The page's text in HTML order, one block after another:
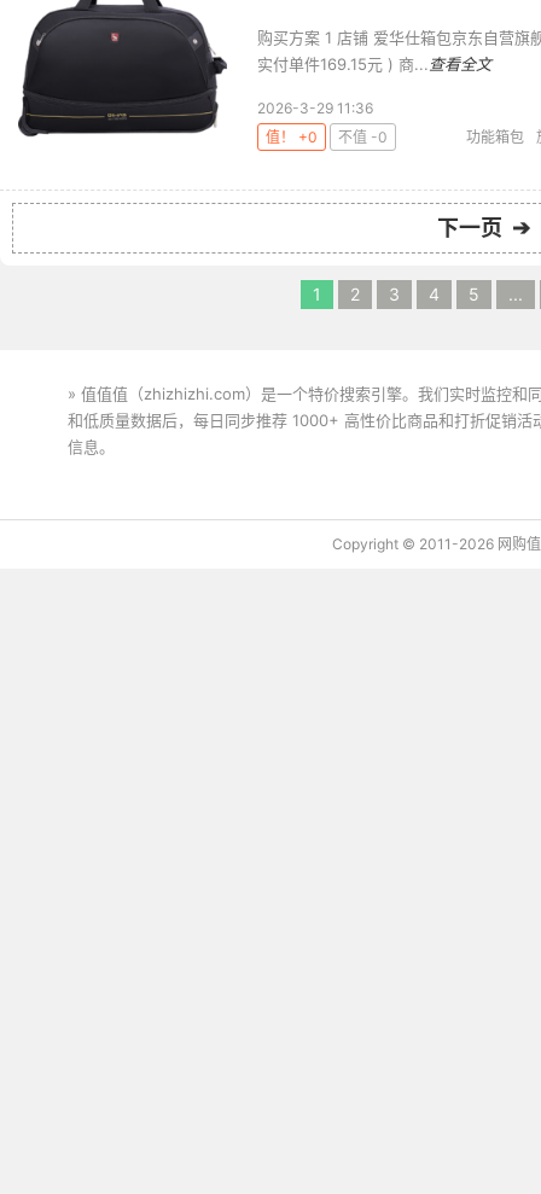
购买方案 1 店铺 爱华仕箱包京东自营
实付单件169.15元 ) 商... 查看全文
2026-3-29 11:36
值！ +0
不值 -0 功能箱包
下一页 ➔
1 2 3 4 5 ...
» 值值值（zhizhizhi.com）是一个特价搜索引擎。我们实时监控和
和低质量数据后，每日同步推荐 1000+ 高性价比商品和打折促销
信息。
Copyright © 2011-2026 网购